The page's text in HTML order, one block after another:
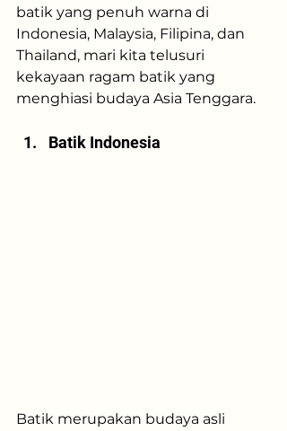
batik yang penuh warna di
Indonesia, Malaysia, Filipina, dan
Thailand, mari kita telusuri
kekayaan ragam batik yang
menghiasi budaya Asia Tenggara.
Batik Indonesia
Batik merupakan budaya asli